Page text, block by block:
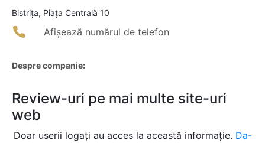
Bistriţa, Piața Centrală 10
Afișează numărul de telefon
Despre companie:
Review-uri pe mai multe site-uri
web
Doar userii logați au acces la această informație. Da-